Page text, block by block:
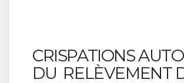
CRISPATIONS
DU RELÈVEMENT